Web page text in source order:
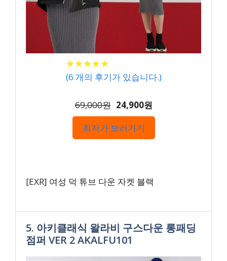
★★★★★
★★★★★
(6 개의 후기가 있습니다.)
69,000원 24,900원
최저가 보러가기
[EXR] 여성 덕 튜브 다운 자켓 블랙
5. 아키클래식 왈라비 구스다운 롱패딩
점퍼 VER 2 AKALFU101